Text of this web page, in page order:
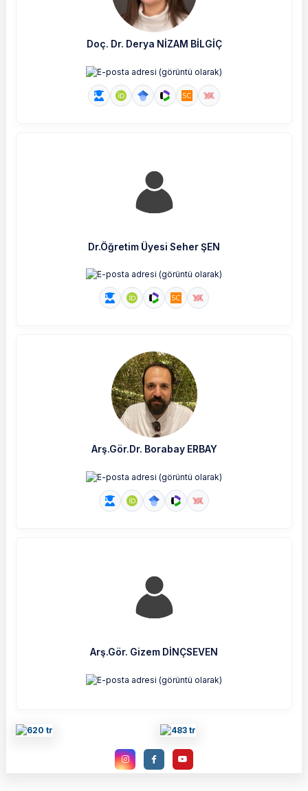
Doç. Dr. Derya NİZAM BİLGİÇ
Dr.Öğretim Üyesi Seher ŞEN
Arş.Gör.Dr. Borabay ERBAY
Arş.Gör. Gizem DİNÇSEVEN